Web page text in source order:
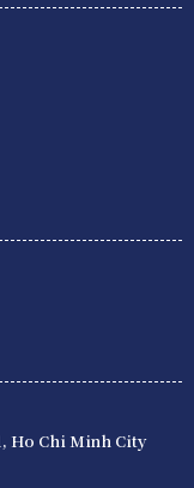
Ho Chi Minh City